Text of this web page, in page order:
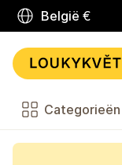
België €
Categorieën